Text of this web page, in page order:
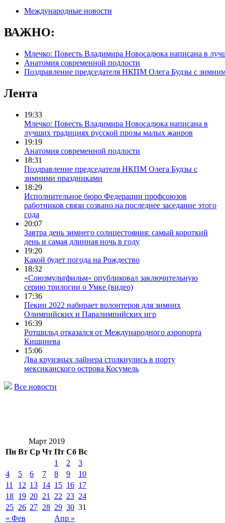
Международные новости
ВАЖНО:
Млечко: Повесть Владимира Новосадюка написана в
Анатомия современной подлости
Поздравление председателя НКПМ Олега Будзы с
Лента
19:33
Млечко: Повесть Владимира Новосадюка написана в
лучших традициях русской прозы малых жанров
19:19
Анатомия современной подлости
18:31
Поздравление председателя НКПМ Олега Будзы с
зимними праздниками
18:29
Исполнительное бюро Федерации профсоюзов
работников связи созвано на последнее заседание этого
года
20:07
Завтра день зимнего солнцестояния: самый короткий
день и самая длинная ночь в году
19:20
Какой будет погода на Рождество
18:32
«Союзмультфильм» опубликовал заключительную
серию трилогии о Умке (видео)
17:36
Пекин 2022 набирает волонтеров для зимних
Олимпийских и Паралимпийских игр
16:39
Ротшильд отказался от Международного аэропорта
Кишинева
15:06
Два круизных лайнера столкнулись в порту
мексиканского острова Косумель
Все новости
Март 2019
Пн Вт Ср Чт Пт Сб Вс
« Фев Апр »
1 2
3
4
5 6 7 8 9
10
11
12 13 14 15 16 17
18 19 20 21 22 23 24
25 26 27 28 29 30 31